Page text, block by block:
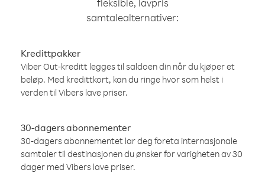
fleksible, lavpris
samtalealternativer:
Kredittpakker
Viber Out-kreditt legges til saldoen din når du kjøper et
beløp. Med kredittkort, kan du ringe hvor som helst i
verden til Vibers lave priser.
30-dagers abonnementer
30-dagers abonnementet lar deg foreta internasjonale
samtaler til destinasjonen du ønsker for varigheten av 30
dager med Vibers lave priser.